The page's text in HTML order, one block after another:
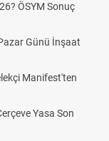
ÖSYM Sonuç
Günü İnşaat
Manifest'ten
Yasa Son